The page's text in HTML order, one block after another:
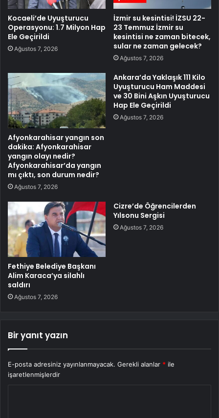
Kocaeli’de Uyuşturucu
Operasyonu: 1.7 Milyon Hap
Ele Geçirildi
Ağustos 7, 2026
İzmir su kesintisi! İZSU 22-
23 Temmuz İzmir su
kesintisi ne zaman bitecek,
sular ne zaman gelecek?
Ağustos 7, 2026
Afyonkarahisar yangın son
dakika: Afyonkarahisar
yangın olayı nedir?
Afyonkarahisar’da yangın
mı çıktı, son durum nedir?
Ağustos 7, 2026
Ankara’da Yaklaşık 111 Kilo
Uyuşturucu Ham Maddesi
ve 30 Bini Aşkın Uyuşturucu
Hap Ele Geçirildi
Ağustos 7, 2026
Fethiye Belediye Başkanı
Alim Karaca’ya silahlı
saldırı
Ağustos 7, 2026
Cizre’de Öğrencilerden
Yılsonu Sergisi
Ağustos 7, 2026
Bir yanıt yazın
E-posta adresiniz yayınlanmayacak. Gerekli alanlar * ile
işaretlenmişlerdir